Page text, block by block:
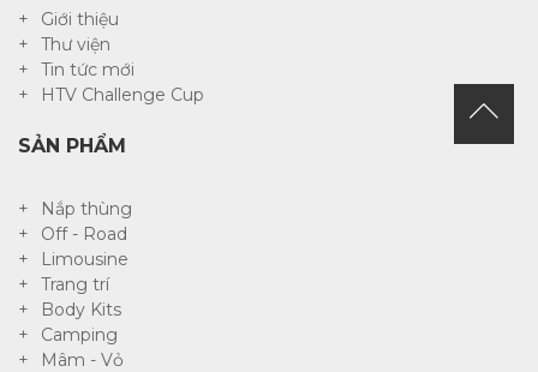
Giới thiệu
Thư viện
Tin tức mới
HTV Challenge Cup
SẢN PHẨM
Nắp thùng
Off - Road
Limousine
Trang trí
Body Kits
Camping
Mâm - Vỏ